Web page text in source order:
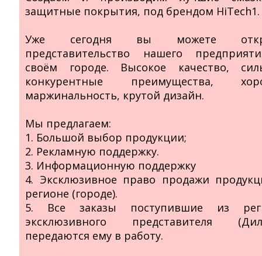
защитные покрытия, под брендом HiTech1.
Уже сегодня вы можете
представительство нашего
своём городе. Высокое качество,
конкурентные преимущества,
маржинальность, крутой дизайн.
Мы предлагаем:
1. Большой выбор продукции;
2. Рекламную поддержку.
3. Информационную поддержку
4. Эксклюзивное право продажи
регионе (городе).
5. Все заказы поступившие из
эксклюзивного представителя
передаются ему в работу.